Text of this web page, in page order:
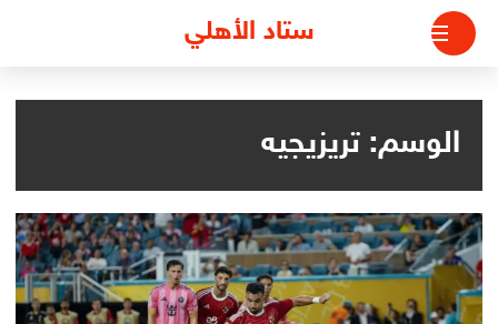
التجاوز
المحتوى
ستاد الأهلي
الوسم: تريزيجيه